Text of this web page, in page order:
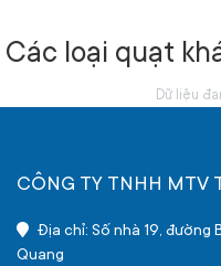
Các loại quạt
Dữ liệu
CÔNG TY TNHH MTV
Địa chỉ: Số nhà 19, đường
Quang